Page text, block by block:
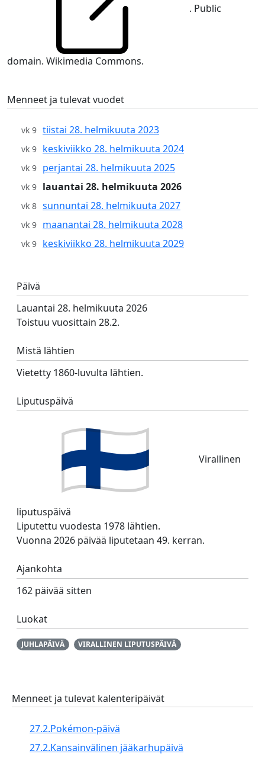
. Public
domain. Wikimedia Commons.
Menneet ja tulevat vuodet
vk 9 tiistai 28. helmikuuta 2023
vk 9 keskiviikko 28. helmikuuta 2024
vk 9 perjantai 28. helmikuuta 2025
vk 9 lauantai 28. helmikuuta 2026
vk 8 sunnuntai 28. helmikuuta 2027
vk 9 maanantai 28. helmikuuta 2028
vk 9 keskiviikko 28. helmikuuta 2029
Päivä
Lauantai 28. helmikuuta 2026
Toistuu vuosittain 28.2.
Mistä lähtien
Vietetty 1860-luvulta lähtien.
Liputuspäivä
Virallinen
liputuspäivä
Liputettu vuodesta 1978 lähtien.
Vuonna 2026 päivää liputetaan 49. kerran.
Ajankohta
162 päivää sitten
Luokat
JUHLAPÄIVÄ VIRALLINEN LIPUTUSPÄIVÄ
Menneet ja tulevat kalenteripäivät
27.2.Pokémon-päivä
27.2.Kansainvälinen jääkarhupäivä